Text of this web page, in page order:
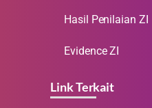
Hasil Penilaian ZI
Evidence ZI
Link Terkait